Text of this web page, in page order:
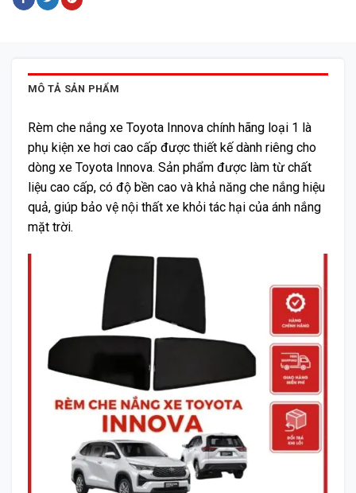
MÔ TẢ SẢN PHẨM
Rèm che nắng xe Toyota Innova chính hãng loại 1 là
phụ kiện xe hơi cao cấp được thiết kế dành riêng cho
dòng xe Toyota Innova. Sản phẩm được làm từ chất
liệu cao cấp, có độ bền cao và khả năng che nắng hiệu
quả, giúp bảo vệ nội thất xe khỏi tác hại của ánh nắng
mặt trời.